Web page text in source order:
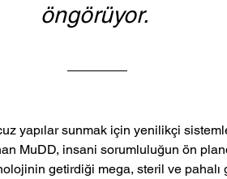
öngörüyor.
yapılar sunmak için yenilikçi
MuDD, insani sorumluluğun ön
getirdiği mega, steril ve pahalı